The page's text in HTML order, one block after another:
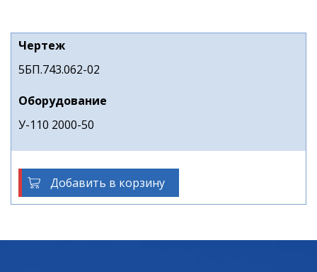
Чертеж
5БП.743.062-02
Оборудование
У-110 2000-50
Добавить в корзину